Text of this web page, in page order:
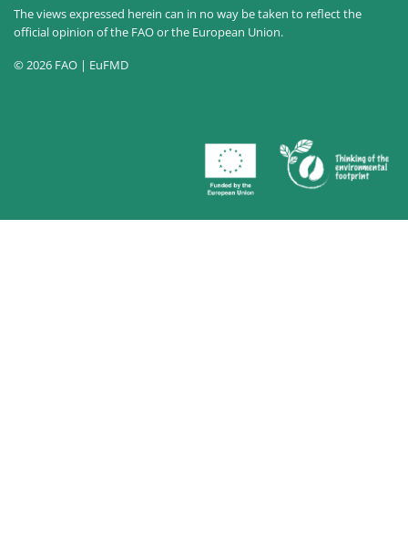
The views expressed herein can in no way be taken to reflect the
official opinion of the FAO or the European Union.
© 2026 FAO | EuFMD